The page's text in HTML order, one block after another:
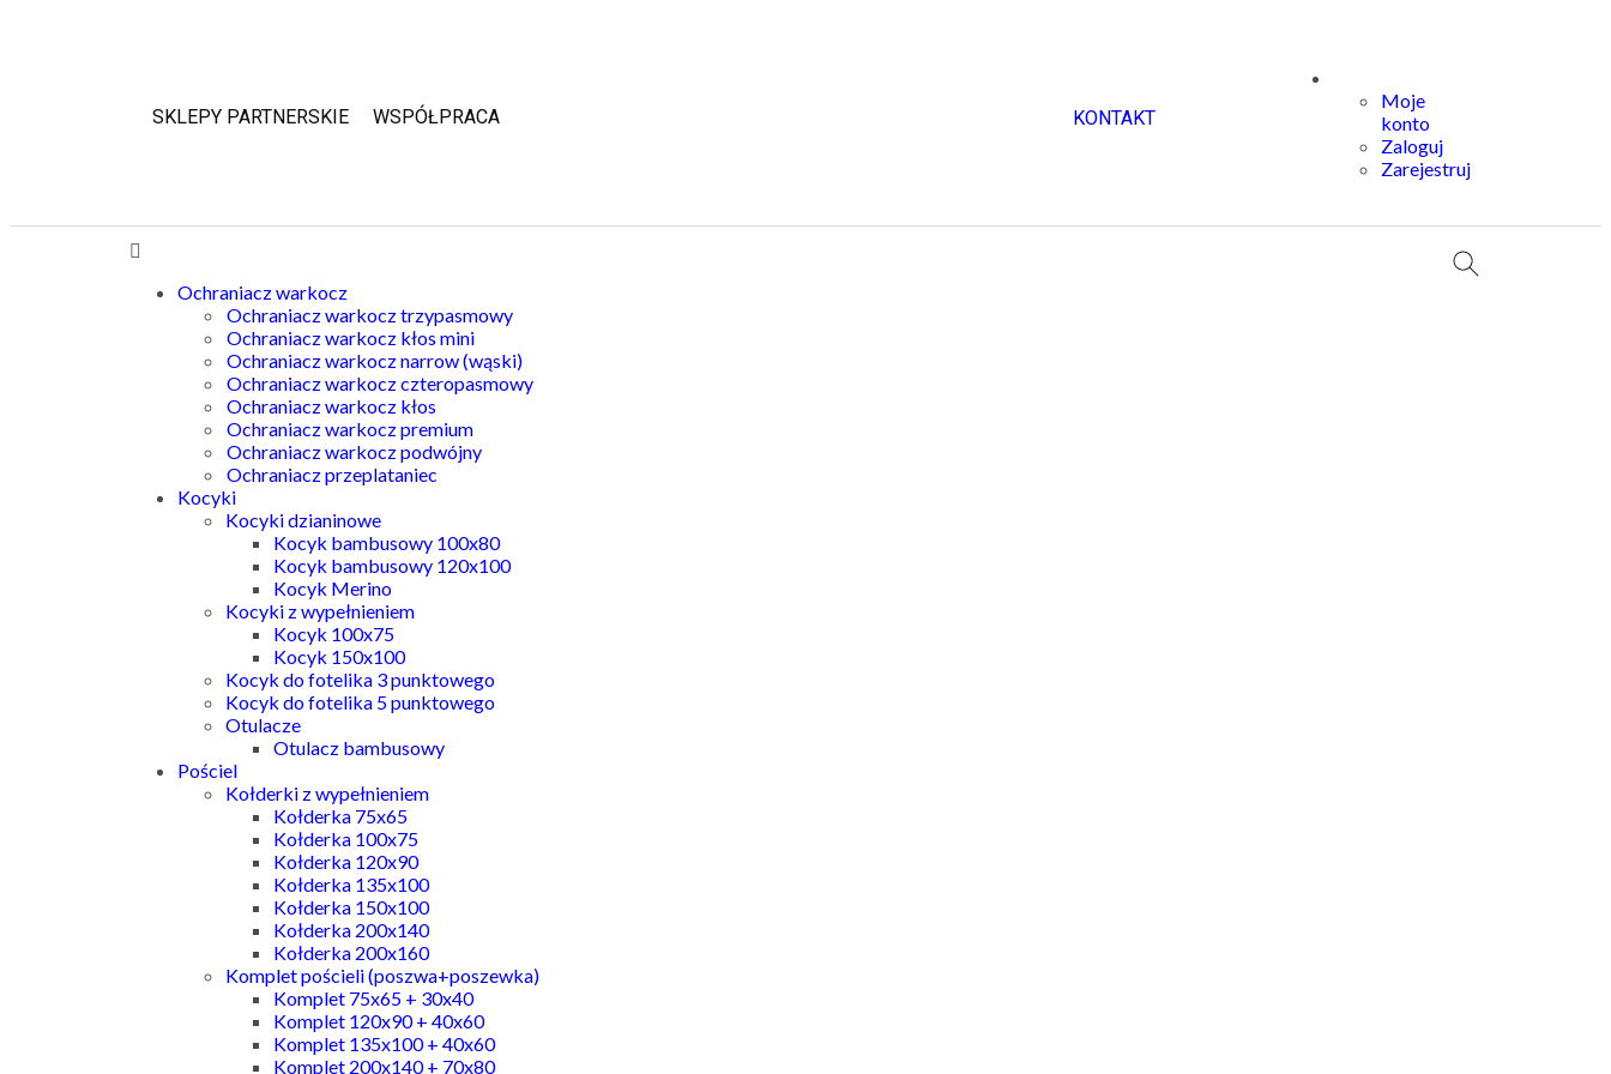
SKLEPY PARTNERSKIE WSPÓŁPRACA KONTAKT
Moje
konto
Zaloguj
Zarejestruj
Ochraniacz warkocz
Ochraniacz warkocz trzypasmowy
Ochraniacz warkocz kłos mini
Ochraniacz warkocz narrow (wąski)
Ochraniacz warkocz czteropasmowy
Ochraniacz warkocz kłos
Ochraniacz warkocz premium
Ochraniacz warkocz podwójny
Ochraniacz przeplataniec
Kocyki
Kocyki dzianinowe
Kocyk bambusowy 100x80
Kocyk bambusowy 120x100
Kocyk Merino
Kocyki z wypełnieniem
Kocyk 100x75
Kocyk 150x100
Kocyk do fotelika 3 punktowego
Kocyk do fotelika 5 punktowego
Otulacze
Otulacz bambusowy
Pościel
Kołderki z wypełnieniem
Kołderka 75x65
Kołderka 100x75
Kołderka 120x90
Kołderka 135x100
Kołderka 150x100
Kołderka 200x140
Kołderka 200x160
Komplet pościeli (poszwa+poszewka)
Komplet 75x65 + 30x40
Komplet 120x90 + 40x60
Komplet 135x100 + 40x60
Komplet 200x140 + 70x80